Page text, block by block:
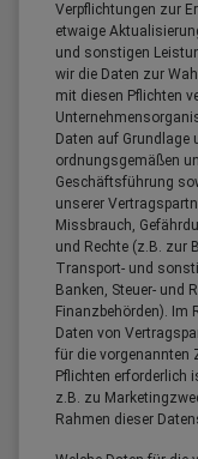
Verpflichtungen zur
etwaige
und sonstigen
wir die Daten zur
mit diesen Pflichten
Daten auf Grundlage
ordnungsgemäßen
Geschäftsführung
unserer
Missbrauch,
und Rechte (z.B. zur
Transport- und
Banken, Steuer- und
Finanzbehörden). Im
Daten von
für die vorgenannten
Pflichten erforderlich
z.B. zu
Rahmen dieser